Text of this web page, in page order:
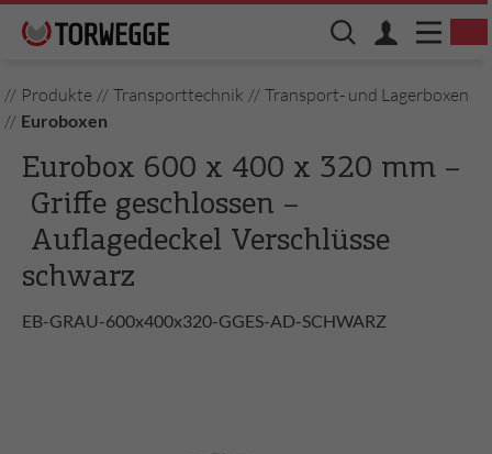
// Produkte // Transporttechnik // Transport- und Lagerboxen
// Euroboxen
Eurobox 600 x 400 x 320 mm –
Griffe geschlossen –
Auflagedeckel Verschlüsse
schwarz
EB-GRAU-600x400x320-GGES-AD-SCHWARZ